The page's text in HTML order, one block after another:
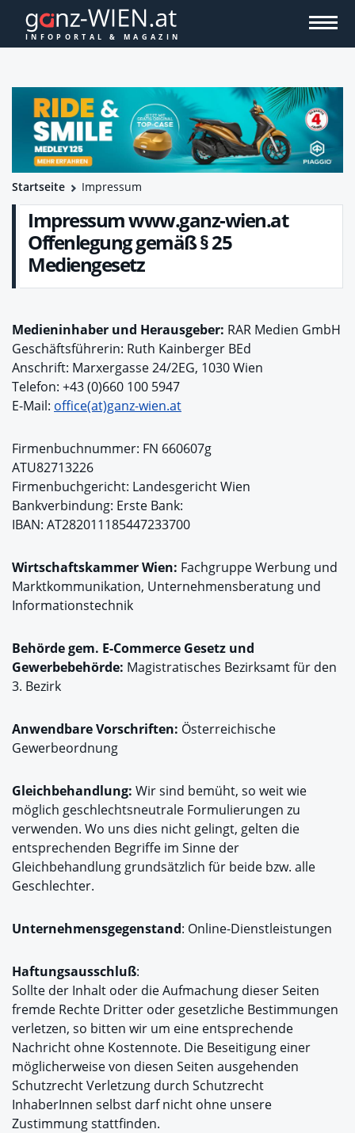
Startseite Impressum
Impressum www.ganz-wien.at
Offenlegung gemäß § 25
Mediengesetz
Medieninhaber und Herausgeber: RAR Medien GmbH
Geschäftsführerin: Ruth Kainberger BEd
Anschrift: Marxergasse 24/2EG, 1030 Wien
Telefon: +43 (0)660 100 5947
E-Mail: office(at)ganz-wien.at
Firmenbuchnummer: FN 660607g
ATU82713226
Firmenbuchgericht: Landesgericht Wien
Bankverbindung: Erste Bank:
IBAN: AT282011185447233700
Wirtschaftskammer Wien: Fachgruppe Werbung und
Marktkommunikation, Unternehmensberatung und
Informationstechnik
Behörde gem. E-Commerce Gesetz und
Gewerbebehörde: Magistratisches Bezirksamt für den
3. Bezirk
Anwendbare Vorschriften: Österreichische
Gewerbeordnung
Gleichbehandlung: Wir sind bemüht, so weit wie
möglich geschlechtsneutrale Formulierungen zu
verwenden. Wo uns dies nicht gelingt, gelten die
entsprechenden Begriffe im Sinne der
Gleichbehandlung grundsätzlich für beide bzw. alle
Geschlechter.
Unternehmensgegenstand: Online-Dienstleistungen
Haftungsausschluß:
Sollte der Inhalt oder die Aufmachung dieser Seiten
fremde Rechte Dritter oder gesetzliche Bestimmungen
verletzen, so bitten wir um eine entsprechende
Nachricht ohne Kostennote. Die Beseitigung einer
möglicherweise von diesen Seiten ausgehenden
Schutzrecht Verletzung durch Schutzrecht
InhaberInnen selbst darf nicht ohne unsere
Zustimmung stattfinden.